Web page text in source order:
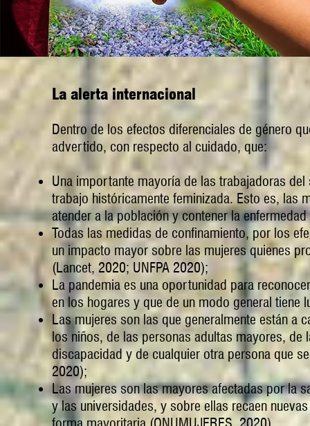
La alerta internacional
Dentro de los efectos diferenciales de género
advertido, con respecto al cuidado, que:
Una importante mayoría de las trabajadoras
trabajo históricamente feminizada. Esto es, las
atender a la población y contener la
Todas las medidas de confinamiento, por los
un impacto mayor sobre las mujeres quienes
(Lancet, 2020; UNFPA 2020);
La pandemia es una oportunidad para
en los hogares y que de un modo general
Las mujeres son las que generalmente están a
los niños, de las personas adultas mayores,
discapacidad y de cualquier otra persona que
2020);
Las mujeres son las mayores afectadas por la
y las universidades, y sobre ellas recaen